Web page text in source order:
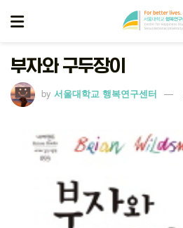
부자와 구두장이
by 서울대학교 행복연구센터